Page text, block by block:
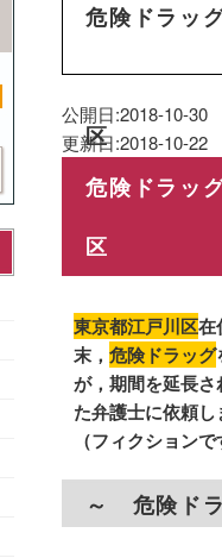
危険ドラッ
区
公開日:2018-10-30
更新日:2018-10-22
危険ドラッ
区
東京都江戸川区在
末， 危険ドラッグ
が，期間を延長さ
た弁護士に依頼し
（フィクションで
～ 危険ド